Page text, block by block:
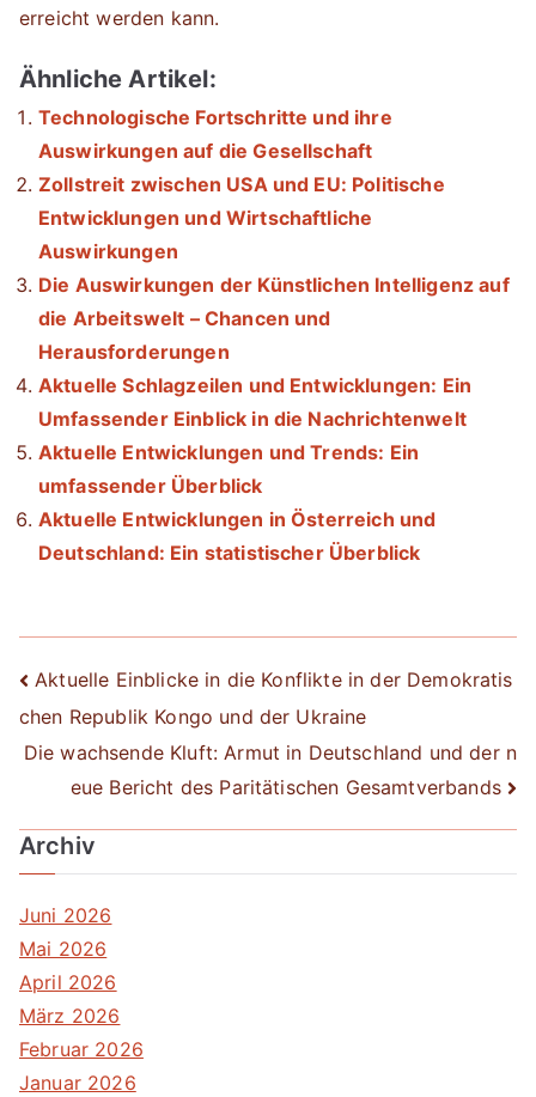
erreicht werden kann.
Ähnliche Artikel:
Technologische Fortschritte und ihre
Auswirkungen auf die Gesellschaft
Zollstreit zwischen USA und EU: Politische
Entwicklungen und Wirtschaftliche
Auswirkungen
Die Auswirkungen der Künstlichen Intelligenz auf
die Arbeitswelt – Chancen und
Herausforderungen
Aktuelle Schlagzeilen und Entwicklungen: Ein
Umfassender Einblick in die Nachrichtenwelt
Aktuelle Entwicklungen und Trends: Ein
umfassender Überblick
Aktuelle Entwicklungen in Österreich und
Deutschland: Ein statistischer Überblick
Beitrags-
Navigation
Aktuelle Einblicke in die Konflikte in der Demokratis
chen Republik Kongo und der Ukraine
Die wachsende Kluft: Armut in Deutschland und der n
eue Bericht des Paritätischen Gesamtverbands
Archiv
Juni 2026
Mai 2026
April 2026
März 2026
Februar 2026
Januar 2026